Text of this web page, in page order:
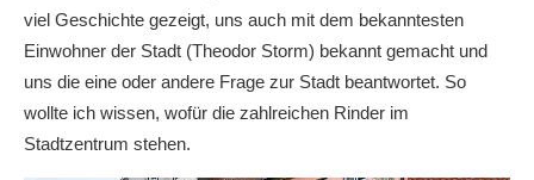
viel Geschichte gezeigt, uns auch mit dem bekanntesten
Einwohner der Stadt (Theodor Storm) bekannt gemacht und
uns die eine oder andere Frage zur Stadt beantwortet. So
wollte ich wissen, wofür die zahlreichen Rinder im
Stadtzentrum stehen.